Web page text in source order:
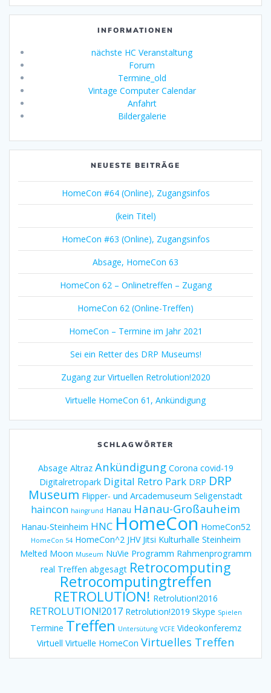
INFORMATIONEN
nächste HC Veranstaltung
Forum
Termine_old
Vintage Computer Calendar
Anfahrt
Bildergalerie
NEUESTE BEITRÄGE
HomeCon #64 (Online), Zugangsinfos
(kein Titel)
HomeCon #63 (Online), Zugangsinfos
Absage, HomeCon 63
HomeCon 62 – Onlinetreffen – Zugang
HomeCon 62 (Online-Treffen)
HomeCon – Termine im Jahr 2021
Sei ein Retter des DRP Museums!
Zugang zur Virtuellen Retrolution!2020
Virtuelle HomeCon 61, Ankündigung
SCHLAGWÖRTER
Absage Altraz Ankündigung Corona covid-19
Digitalretropark Digital Retro Park DRP DRP
Museum Flipper- und Arcademuseum Seligenstadt
haincon haingrund Hanau Hanau-Großauheim
Hanau-Steinheim HNC HomeCon HomeCon52
HomeCon 54 HomeCon^2 JHV Jitsi Kulturhalle Steinheim
Melted Moon Museum NuVie Programm Rahmenprogramm
real Treffen abgesagt Retrocomputing
Retrocomputingtreffen
RETROLUTION! Retrolution!2016
RETROLUTION!2017 Retrolution!2019 Skype Spielen
Termine Treffen Untersütung VCFE Videokonferemz
Virtuell Virtuelle HomeCon Virtuelles Treffen